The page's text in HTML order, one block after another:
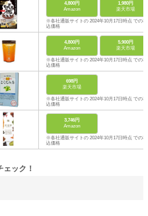
4,800円
Amazon
1,980円
楽天市場
※各社通販サイトの 2024年10月17日時点 での税
込価格
4,800円
Amazon
5,900円
楽天市場
※各社通販サイトの 2024年10月17日時点 での税
込価格
698円
楽天市場
※各社通販サイトの 2024年10月17日時点 での税
込価格
3,746円
Amazon
※各社通販サイトの 2024年10月17日時点 での税
込価格
ック！